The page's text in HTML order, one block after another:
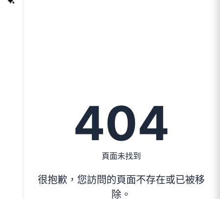
404
頁面未找到
很抱歉，您訪問的頁面不存在或已被移
除。